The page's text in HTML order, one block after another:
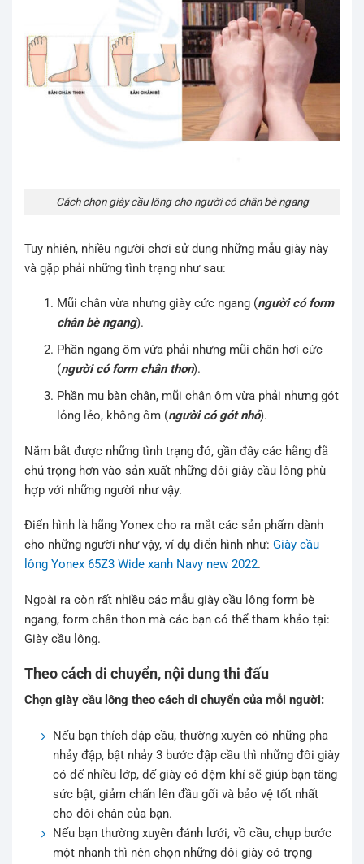
Cách chọn giày cầu lông cho người có chân bè ngang
Tuy nhiên, nhiều người chơi sử dụng những mẫu giày này
và gặp phải những tình trạng như sau:
Mũi chân vừa nhưng giày cức ngang (người có form
chân bè ngang).
Phần ngang ôm vừa phải nhưng mũi chân hơi cức
(người có form chân thon).
Phần mu bàn chân, mũi chân ôm vừa phải nhưng gót
lỏng lẻo, không ôm (người có gót nhỏ).
Nắm bắt được những tình trạng đó, gần đây các hãng đã
chú trọng hơn vào sản xuất những đôi giày cầu lông phù
hợp với những người như vậy.
Điển hình là hãng Yonex cho ra mắt các sản phẩm dành
cho những người như vậy, ví dụ điển hình như: Giày cầu
lông Yonex 65Z3 Wide xanh Navy new 2022.
Ngoài ra còn rất nhiều các mẫu giày cầu lông form bè
ngang, form chân thon mà các bạn có thể tham khảo tại:
Giày cầu lông.
Theo cách di chuyển, nội dung thi đấu
Chọn giày cầu lông theo cách di chuyển của mỗi người:
Nếu bạn thích đập cầu, thường xuyên có những pha
nhảy đập, bật nhảy 3 bước đập cầu thì những đôi giày
có đế nhiều lớp, đế giày có đệm khí sẽ giúp bạn tăng
sức bật, giảm chấn lên đầu gối và bảo vệ tốt nhất
cho đôi chân của bạn.
Nếu bạn thường xuyên đánh lưới, vồ cầu, chụp bước
một nhanh thì nên chọn những đôi giày có trọng